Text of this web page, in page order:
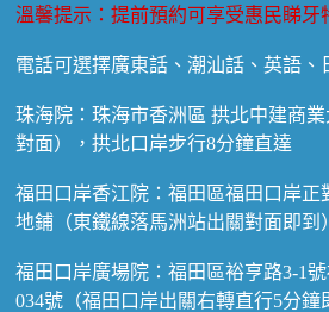
溫馨提示：提前預約可享受惠民睇牙
電話可選擇廣東話、潮汕話、英語、
珠海院：珠海市香洲區 拱北中建商
對面），拱北口岸步行8分鐘直達
福田口岸香江院：福田區福田口岸正
地鋪（東鐵線落馬洲站出關對面即到）
福田口岸廣場院：福田區裕亨路3-1
034號（福田口岸出關右轉直行5分鐘